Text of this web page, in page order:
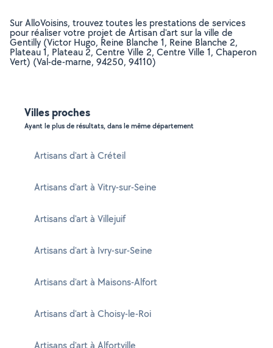
Sur AlloVoisins, trouvez toutes les prestations de services
pour réaliser votre projet de Artisan d'art sur la ville de
Gentilly (Victor Hugo, Reine Blanche 1, Reine Blanche 2,
Plateau 1, Plateau 2, Centre Ville 2, Centre Ville 1, Chaperon
Vert) (Val-de-marne, 94250, 94110)
Villes proches
Ayant le plus de résultats, dans le même département
Artisans d'art à Créteil
Artisans d'art à Vitry-sur-Seine
Artisans d'art à Villejuif
Artisans d'art à Ivry-sur-Seine
Artisans d'art à Maisons-Alfort
Artisans d'art à Choisy-le-Roi
Artisans d'art à Alfortville